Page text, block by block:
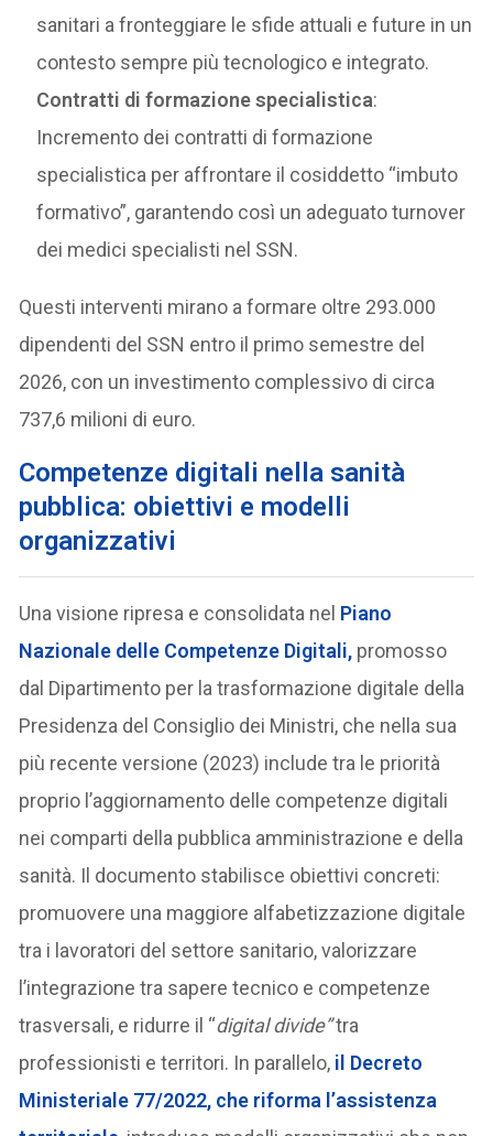
sanitari a fronteggiare le sfide attuali e future in un
contesto sempre più tecnologico e integrato.
Contratti di formazione specialistica:
Incremento dei contratti di formazione
specialistica per affrontare il cosiddetto “imbuto
formativo”, garantendo così un adeguato turnover
dei medici specialisti nel SSN.
Questi interventi mirano a formare oltre 293.000
dipendenti del SSN entro il primo semestre del
2026, con un investimento complessivo di circa
737,6 milioni di euro.
Competenze digitali nella sanità
pubblica: obiettivi e modelli
organizzativi
Una visione ripresa e consolidata nel Piano
Nazionale delle Competenze Digitali, promosso
dal Dipartimento per la trasformazione digitale della
Presidenza del Consiglio dei Ministri, che nella sua
più recente versione (2023) include tra le priorità
proprio l’aggiornamento delle competenze digitali
nei comparti della pubblica amministrazione e della
sanità. Il documento stabilisce obiettivi concreti:
promuovere una maggiore alfabetizzazione digitale
tra i lavoratori del settore sanitario, valorizzare
l’integrazione tra sapere tecnico e competenze
trasversali, e ridurre il “digital divide”tra
professionisti e territori. In parallelo, il Decreto
Ministeriale 77/2022, che riforma l’assistenza